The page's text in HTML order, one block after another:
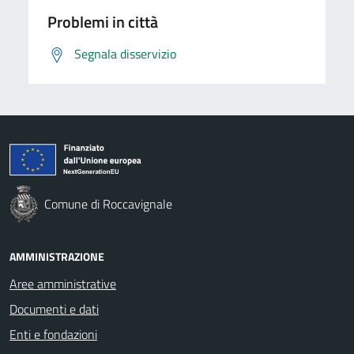
Problemi in città
Segnala disservizio
Comune di Roccavignale
AMMINISTRAZIONE
Aree amministrative
Documenti e dati
Enti e fondazioni